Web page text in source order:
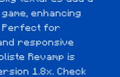
enhancing
Perfect for
responsive
Revamp is
1.8x. Check